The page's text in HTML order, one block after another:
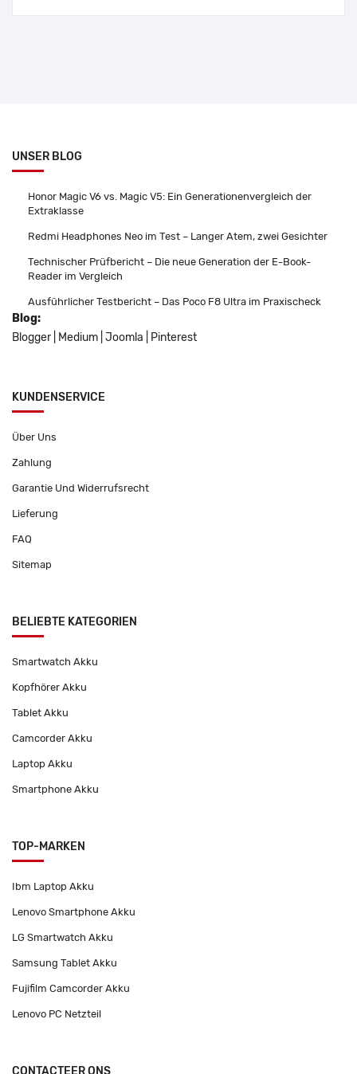
UNSER BLOG
Honor Magic V6 vs. Magic V5: Ein Generationenvergleich der
Extraklasse
Redmi Headphones Neo im Test – Langer Atem, zwei Gesichter
Technischer Prüfbericht – Die neue Generation der E-Book-
Reader im Vergleich
Ausführlicher Testbericht – Das Poco F8 Ultra im Praxischeck
Blog:
Blogger
Medium Joomla Pinterest
KUNDENSERVICE
Über Uns
Zahlung
Garantie Und Widerrufsrecht
Lieferung
FAQ
Sitemap
BELIEBTE KATEGORIEN
Smartwatch Akku
Kopfhörer Akku
Tablet Akku
Camcorder Akku
Laptop Akku
Smartphone Akku
TOP-MARKEN
Ibm Laptop Akku
Lenovo Smartphone Akku
LG Smartwatch Akku
Samsung Tablet Akku
Fujifilm Camcorder Akku
Lenovo PC Netzteil
CONTACTEER ONS